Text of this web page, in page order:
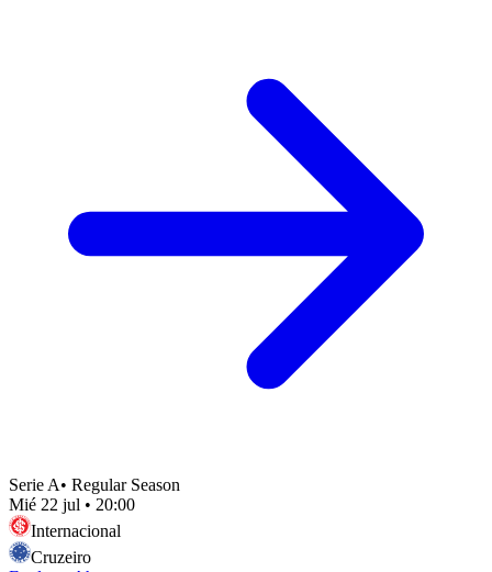
Serie A• Regular Season
Mié 22 jul • 20:00
Internacional
Cruzeiro